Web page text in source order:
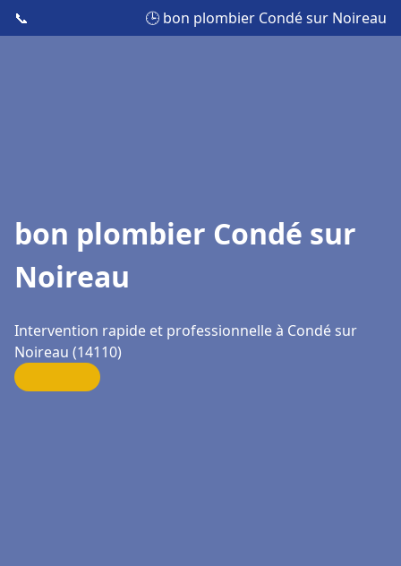
📞 🕒 bon plombier Condé sur Noireau
bon plombier Condé sur
Noireau
Intervention rapide et professionnelle à Condé sur
Noireau (14110)